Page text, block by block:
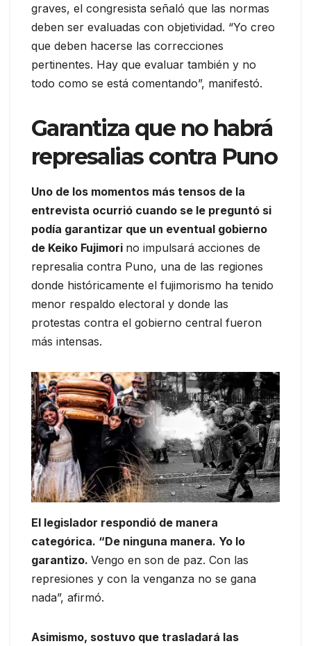
graves, el congresista señaló que las normas
deben ser evaluadas con objetividad. “Yo creo
que deben hacerse las correcciones
pertinentes. Hay que evaluar también y no
todo como se está comentando”, manifestó.
Garantiza que no habrá
represalias contra Puno
Uno de los momentos más tensos de la
entrevista ocurrió cuando se le preguntó si
podía garantizar que un eventual gobierno
de Keiko Fujimori no impulsará acciones de
represalia contra Puno, una de las regiones
donde históricamente el fujimorismo ha tenido
menor respaldo electoral y donde las
protestas contra el gobierno central fueron
más intensas.
El legislador respondió de manera
categórica. “De ninguna manera. Yo lo
garantizo. Vengo en son de paz. Con las
represiones y con la venganza no se gana
nada”, afirmó.
Asimismo, sostuvo que trasladará las